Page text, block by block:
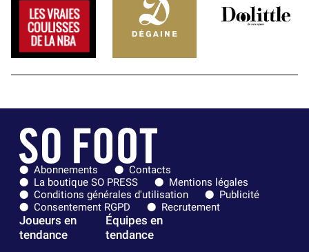
Abonnements
Contacts
La boutique SO PRESS
Mentions légales
Conditions générales d'utilisation
Publicité
Consentement RGPD
Recrutement
Joueurs en
tendance
Équipes en
tendance